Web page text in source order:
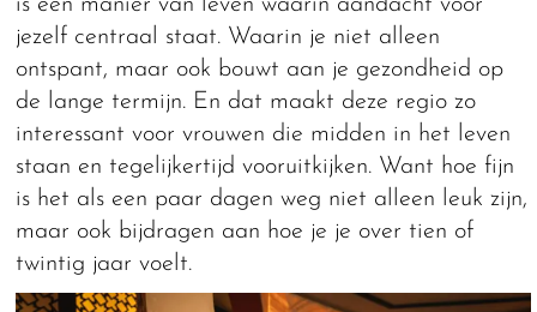
jezelf centraal staat. Waarin je niet alleen
ontspant, maar ook bouwt aan je gezondheid op
de lange termijn. En dat maakt deze regio zo
interessant voor vrouwen die midden in het leven
staan en tegelijkertijd vooruitkijken. Want hoe fijn
is het als een paar dagen weg niet alleen leuk zijn,
maar ook bijdragen aan hoe je je over tien of
twintig jaar voelt.